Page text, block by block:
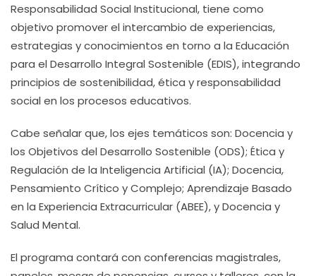
Responsabilidad Social Institucional, tiene como
objetivo promover el intercambio de experiencias,
estrategias y conocimientos en torno a la Educación
para el Desarrollo Integral Sostenible (EDIS), integrando
principios de sostenibilidad, ética y responsabilidad
social en los procesos educativos.
Cabe señalar que, los ejes temáticos son: Docencia y
los Objetivos del Desarrollo Sostenible (ODS); Ética y
Regulación de la Inteligencia Artificial (IA); Docencia,
Pensamiento Crítico y Complejo; Aprendizaje Basado
en la Experiencia Extracurricular (ABEE), y Docencia y
Salud Mental.
El programa contará con conferencias magistrales,